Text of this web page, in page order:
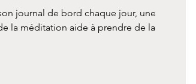
journal de bord chaque jour, une
la méditation aide à prendre de la